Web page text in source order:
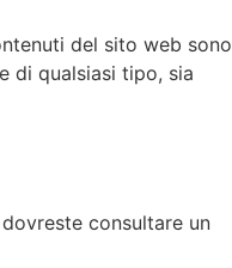
del sito web sono
di qualsiasi tipo, sia
consultare un